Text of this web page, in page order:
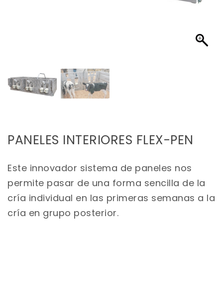
PANELES INTERIORES FLEX-PEN
Este innovador sistema de paneles nos
permite pasar de una forma sencilla de la
cría individual en las primeras semanas a la
cría en grupo posterior.